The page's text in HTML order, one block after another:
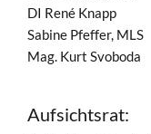
DI René Knapp
Sabine Pfeffer, MLS
Mag. Kurt Svoboda
Aufsichtsrat: